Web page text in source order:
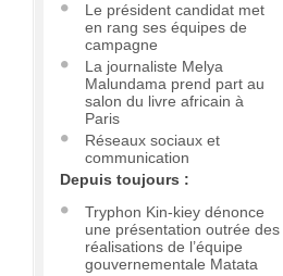
Le président candidat met
en rang ses équipes de
campagne
La journaliste Melya
Malundama prend part au
salon du livre africain à
Paris
Réseaux sociaux et
communication
Depuis toujours :
Tryphon Kin-kiey dénonce
une présentation outrée des
réalisations de l’équipe
gouvernementale Matata